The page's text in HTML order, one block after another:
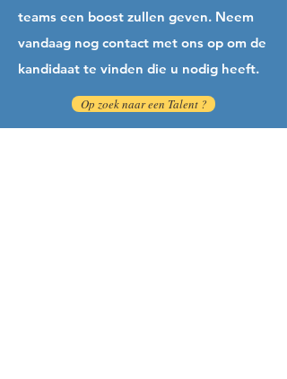
teams een boost zullen geven. Neem
vandaag nog contact met ons op om de
kandidaat te vinden die u nodig heeft.
Op zoek naar een Talent ?